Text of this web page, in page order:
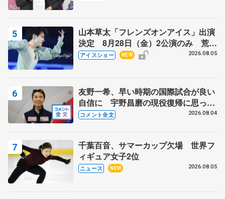
山本草太「フレンズオンアイス」出演
決定 8月28日（金）2公演のみ 荒川
静香さんプロデュース、20周年のアイ
アイスショー NEW 2026.08.05
友野一希、早い時期の国際試合が良い
自信に 宇野昌磨の現役復帰に思って
いること 【アジアンオープントロフ
コメント全文 2026.08.04
千葉百音、サマーカップ欠場 世界フ
ィギュア女子2位
ニュース NEW 2026.08.05